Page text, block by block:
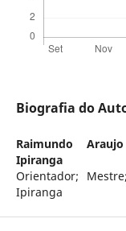
Biografia do
Raimundo
Ipiranga
Orientador;
Ipiranga